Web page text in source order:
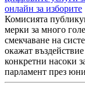
онлайн за изборите
Комисията
мерки за много
смекчаване на
окажат
конкретни насоки
парламент през